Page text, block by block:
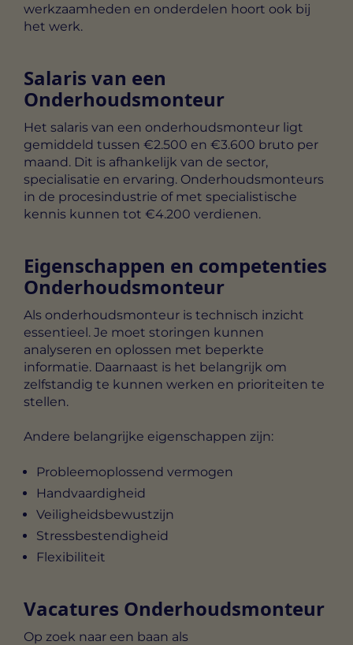
werkzaamheden en onderdelen hoort ook bij
het werk.
Salaris van een
Onderhoudsmonteur
Het salaris van een onderhoudsmonteur ligt
gemiddeld tussen €2.500 en €3.600 bruto per
maand. Dit is afhankelijk van de sector,
specialisatie en ervaring. Onderhoudsmonteurs
in de procesindustrie of met specialistische
kennis kunnen tot €4.200 verdienen.
Eigenschappen en competenties
Onderhoudsmonteur
Als onderhoudsmonteur is technisch inzicht
essentieel. Je moet storingen kunnen
analyseren en oplossen met beperkte
informatie. Daarnaast is het belangrijk om
zelfstandig te kunnen werken en prioriteiten te
stellen.
Andere belangrijke eigenschappen zijn:
Probleemoplossend vermogen
Handvaardigheid
Veiligheidsbewustzijn
Stressbestendigheid
Flexibiliteit
Vacatures Onderhoudsmonteur
Op zoek naar een baan als